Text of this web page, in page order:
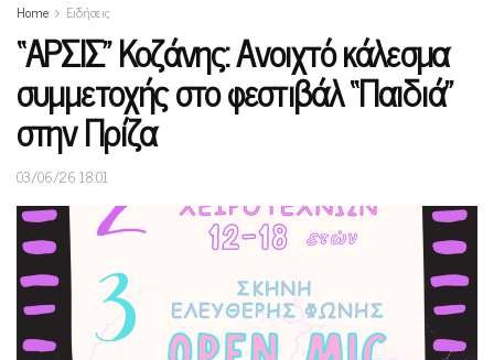
Home Ειδήσεις
“ΑΡΣΙΣ” Κοζάνης: Ανοιχτό κάλεσμα
συμμετοχής στο φεστιβάλ “Παιδιά”
στην Πρίζα
03/06/26 18:01